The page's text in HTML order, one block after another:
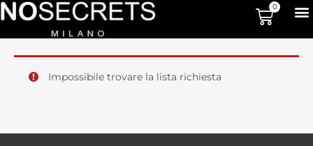
0
Impossibile trovare la lista richiesta